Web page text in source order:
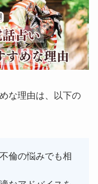
な理由は、以下の
倫の悩みでも相